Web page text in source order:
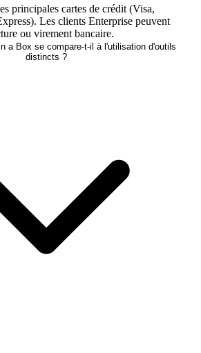
principales cartes de crédit (Visa,
Les clients Enterprise peuvent
ou virement bancaire.
a Box se compare-t-il à l'utilisation d'outils
distincts ?